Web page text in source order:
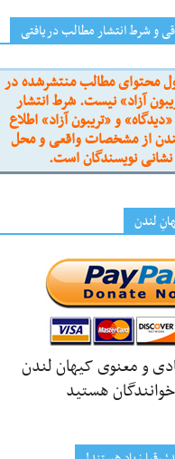
و شرط انتشار مطالب دریافتی
محتوای مطالب منتشرشده در
آزاد» نیست. شرط انتشار
و «تریبون آزاد» اطلاع
از مشخصات واقعی و محل
نویسندگان است.
لندن
و معنوی کیهان لندن
هستید